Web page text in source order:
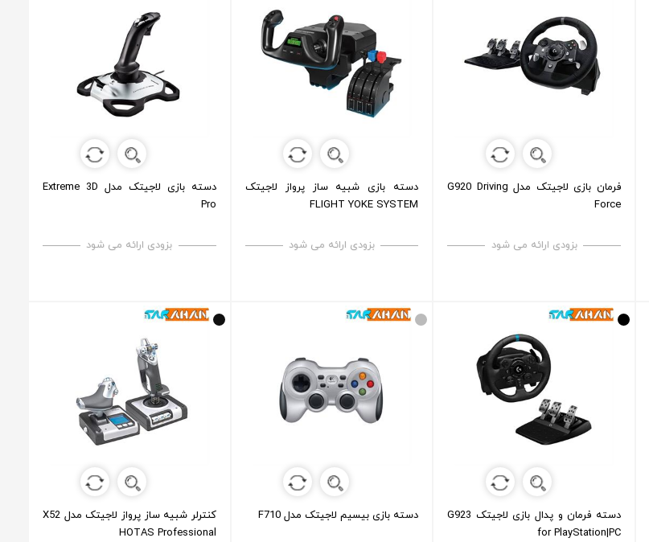
فرمان بازی لاجیتک مدل G920 Driving
Force
بزودی ارائه می شود
دسته بازی شبیه ساز پرواز لاجیتک
FLIGHT YOKE SYSTEM
بزودی ارائه می شود
دسته بازی لاجیتک مدل Extreme 3D
Pro
بزودی ارائه می شود
دسته فرمان و پدال بازی لاجیتک G923
for PlayStation|PC
دسته بازی بیسیم لاجیتک مدل F710
کنترلر شبیه ساز پرواز لاجیتک مدل X52
HOTAS Professional